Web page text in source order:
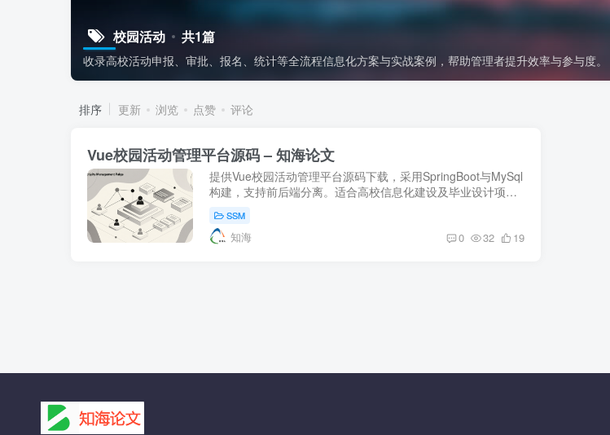
校园活动 共1篇
收录高校活动申报、审批、报名、统计等全流程信息化方案与实战案例，帮助管理者提升效率与参与度。
排序 更新 浏览 点赞 评论
Vue校园活动管理平台源码 – 知海论文
提供Vue校园活动管理平台源码下载，采用SpringBoot与MySql
构建，支持前后端分离。适合高校信息化建设及毕业设计项
SSM
知海 0 32 19